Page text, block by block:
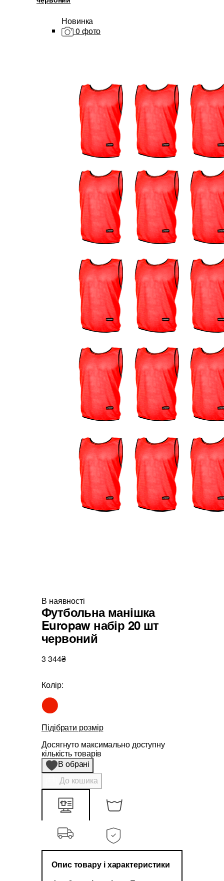
Новинка
0 фото
В наявності
Футбольна манішка
Europaw набір 20 шт
червоний
3 344₴
Колір:
Підібрати розмір
Досягнуто максимально доступну
кількість товарів
В обрані
До кошика
Опис товару і характеристики